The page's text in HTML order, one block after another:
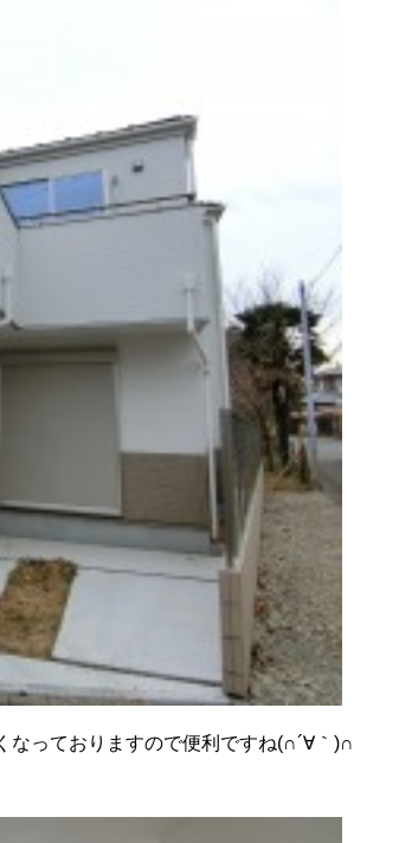
なっておりますので便利ですね(∩´∀｀)∩